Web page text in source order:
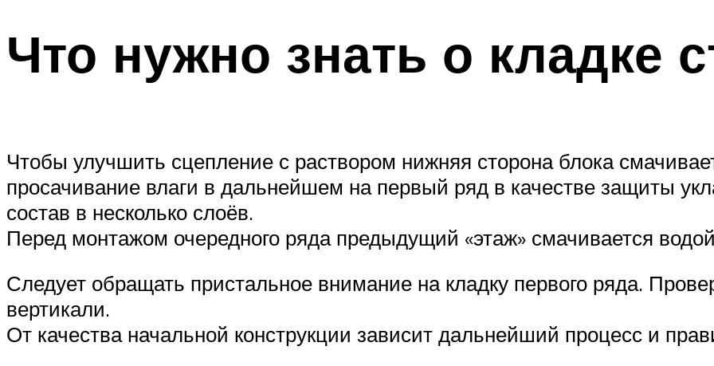
Что нужно знать о кладке
Чтобы улучшить сцепление с раствором нижняя сторона блока
просачивание влаги в дальнейшем на первый ряд в качестве защиты
состав в несколько слоёв.
Перед монтажом очередного ряда предыдущий «этаж» смачивается
Следует обращать пристальное внимание на кладку первого ряда.
вертикали.
От качества начальной конструкции зависит дальнейший процесс и